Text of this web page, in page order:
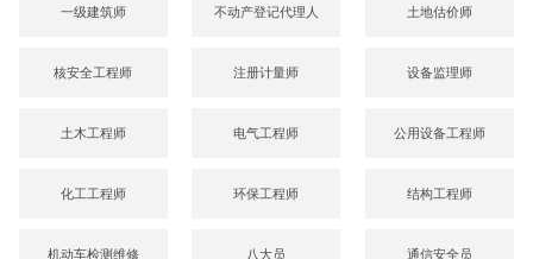
一级建筑师 不动产登记代理人 土地估价师
核安全工程师 注册计量师 设备监理师
土木工程师 电气工程师 公用设备工程师
化工工程师 环保工程师 结构工程师
机动车检测维修 八大员 通信安全员